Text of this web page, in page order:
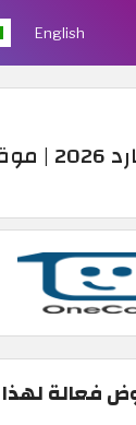
English
كود خصم ون
فعالة لهذا